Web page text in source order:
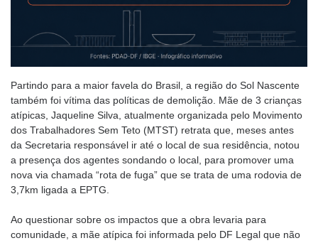
Partindo para a maior favela do Brasil, a região do Sol Nascente
também foi vítima das políticas de demolição. Mãe de 3 crianças
atípicas, Jaqueline Silva, atualmente organizada pelo Movimento
dos Trabalhadores Sem Teto (MTST) retrata que, meses antes
da Secretaria responsável ir até o local de sua residência, notou
a presença dos agentes sondando o local, para promover uma
nova via chamada “rota de fuga” que se trata de uma rodovia de
3,7km ligada a EPTG.
Ao questionar sobre os impactos que a obra levaria para
comunidade, a mãe atípica foi informada pelo DF Legal que não